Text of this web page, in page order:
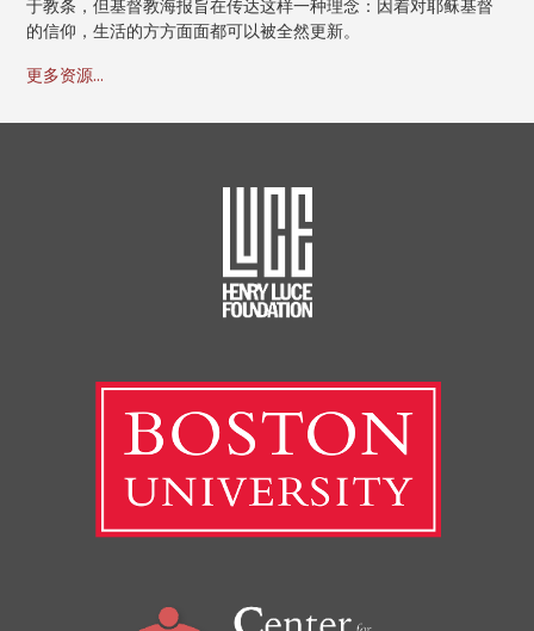
于教条，但基督教海报旨在传达这样一种理念：因着对耶稣基督
的信仰，生活的方方面面都可以被全然更新。
更多资源...